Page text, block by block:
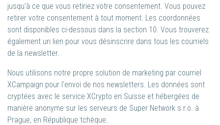
jusqu'à ce que vous retiriez votre consentement. Vous pouvez
retirer votre consentement à tout moment. Les coordonnées
sont disponibles ci-dessous dans la section 10. Vous trouverez
également un lien pour vous désinscrire dans tous les courriels
de la newsletter.
Nous utilisons notre propre solution de marketing par courriel
XCampaign pour l'envoi de nos newsletters. Les données sont
cryptées avec le service XCrypto en Suisse et hébergées de
manière anonyme sur les serveurs de Super Network s.r.o. à
Prague, en République tchèque.